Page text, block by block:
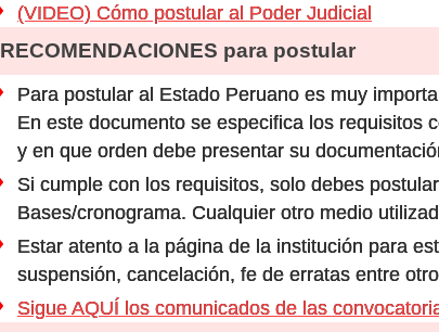
(VIDEO) Cómo postular al Poder Judicial
RECOMENDACIONES para postular
Para postular al Estado Peruano es muy
En este documento se especifica los requisitos
y en que orden debe presentar su
Si cumple con los requisitos, solo debes
Bases/cronograma. Cualquier otro medio
Estar atento a la página de la institución para
suspensión, cancelación, fe de erratas entre
Sigue AQUÍ los comunicados de las